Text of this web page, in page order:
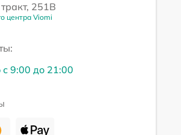
251В
центра Viomi
9:00 до 21:00